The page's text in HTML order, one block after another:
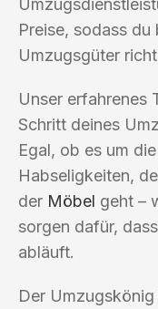
Preise, sodass
Umzugsgüter
Unser erfahrenes
Schritt deines
Egal, ob es um
Habseligkeiten,
der Möbel geht –
sorgen dafür,
abläuft.
Der